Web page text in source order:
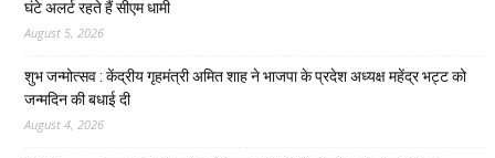
घंटे अलर्ट रहते हैं सीएम धामी
August 5, 2026
शुभ जन्मोत्सव : केंद्रीय गृहमंत्री अमित शाह ने भाजपा के प्रदेश अध्यक्ष महेंद्र भट्ट को
जन्मदिन की बधाई दी
August 4, 2026